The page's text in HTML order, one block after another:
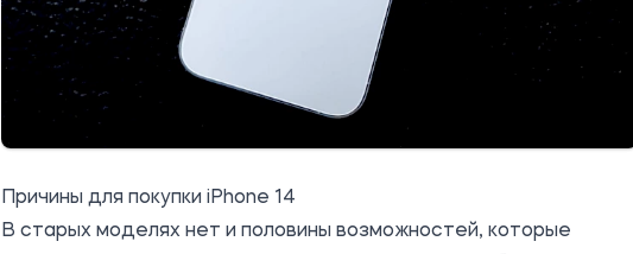
Причины для покупки iPhone 14
В старых моделях нет и половины возможностей, которые